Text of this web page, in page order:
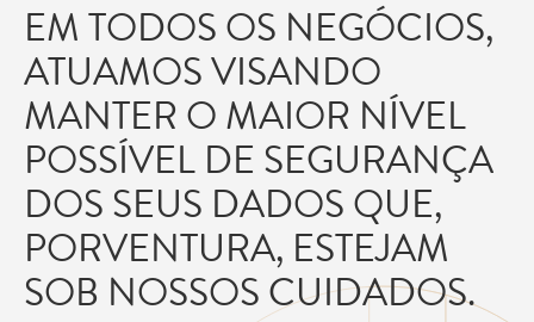
EM TODOS OS NEGÓCIOS,
ATUAMOS VISANDO
MANTER O MAIOR NÍVEL
POSSÍVEL DE SEGURANÇA
DOS SEUS DADOS QUE,
PORVENTURA, ESTEJAM
SOB NOSSOS CUIDADOS.